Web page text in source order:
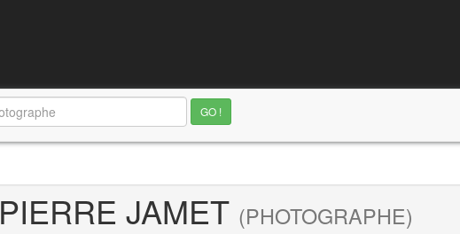
PIERRE JAMET (PHOTOGRAPHE)